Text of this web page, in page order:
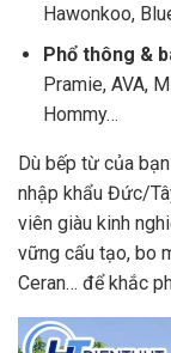
Hawonkoo,
Phổ thông &
Pramie, AVA,
Hommy…
Dù bếp từ của
nhập khẩu Đức/
viên giàu kinh
vững cấu tạo, bo
Ceran… để khắc